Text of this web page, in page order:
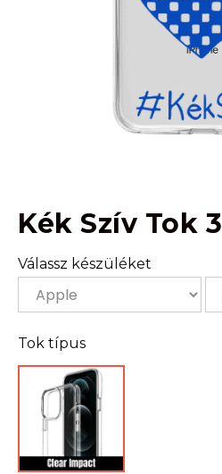
Kék Szív Tok 3
Válassz készüléket
Tok típus